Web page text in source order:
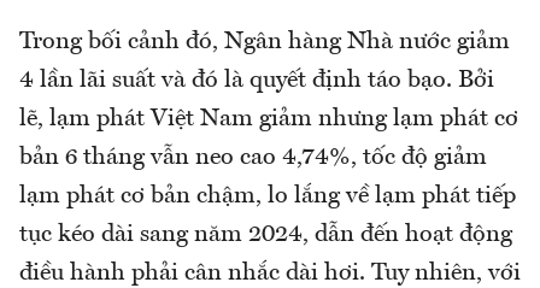
Trong bối cảnh đó, Ngân hàng Nhà nước giảm
4 lần lãi suất và đó là quyết định táo bạo. Bởi
lẽ, lạm phát Việt Nam giảm nhưng lạm phát cơ
bản 6 tháng vẫn neo cao 4,74%, tốc độ giảm
lạm phát cơ bản chậm, lo lắng về lạm phát tiếp
tục kéo dài sang năm 2024, dẫn đến hoạt động
điều hành phải cân nhắc dài hơi. Tuy nhiên, với